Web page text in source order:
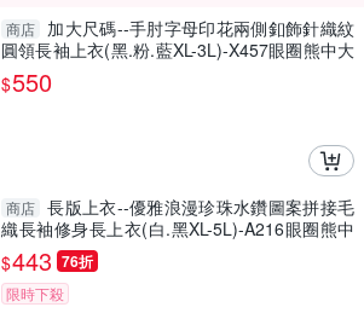
商店
加大尺碼--手肘字母印花兩側釦飾針織紋
圓領長袖上衣(黑.粉.藍XL-3L)-X457眼圈熊中大
尺碼
$550
商店 長版上衣--優雅浪漫珍珠水鑽圖案拼接毛
織長袖修身長上衣(白.黑XL-5L)-A216眼圈熊中
大尺碼
$443 76折
限時下殺